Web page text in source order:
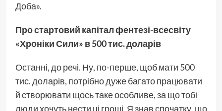
Доба».
Про стартовий капітал фентезі-всесвіту
«Хроніки Сили» в 500 тис. доларів
Останні, до речі. Ну, по-перше, щоб мати 500
тис. доларів, потрібно дуже багато працювати
й створювати щось таке особливе, за що тобі
люди хочуть нести ці гроші. Я знав спочатку, що